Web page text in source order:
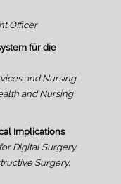
Officer
für die
and Nursing
and Nursing
Implications
Digital Surgery
Surgery,